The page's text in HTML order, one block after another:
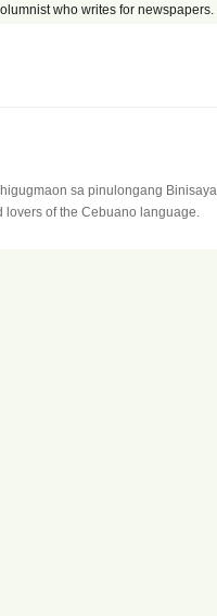
who writes for newspapers.
sa pinulongang Binisaya.
of the Cebuano language.